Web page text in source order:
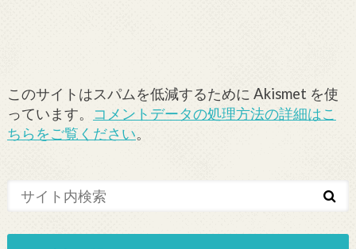
このサイトはスパムを低減するために Akismet を使
っています。 コメントデータの処理方法の詳細はこ
ちらをご覧ください。